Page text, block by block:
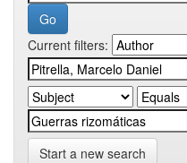
Current filters:
Start a new search